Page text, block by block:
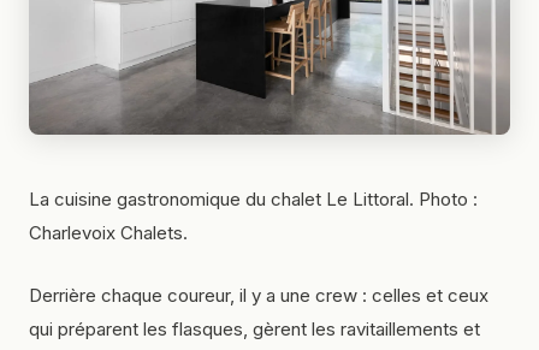
La cuisine gastronomique du chalet Le Littoral. Photo :
Charlevoix Chalets.
Derrière chaque coureur, il y a une crew : celles et ceux
qui préparent les flasques, gèrent les ravitaillements et